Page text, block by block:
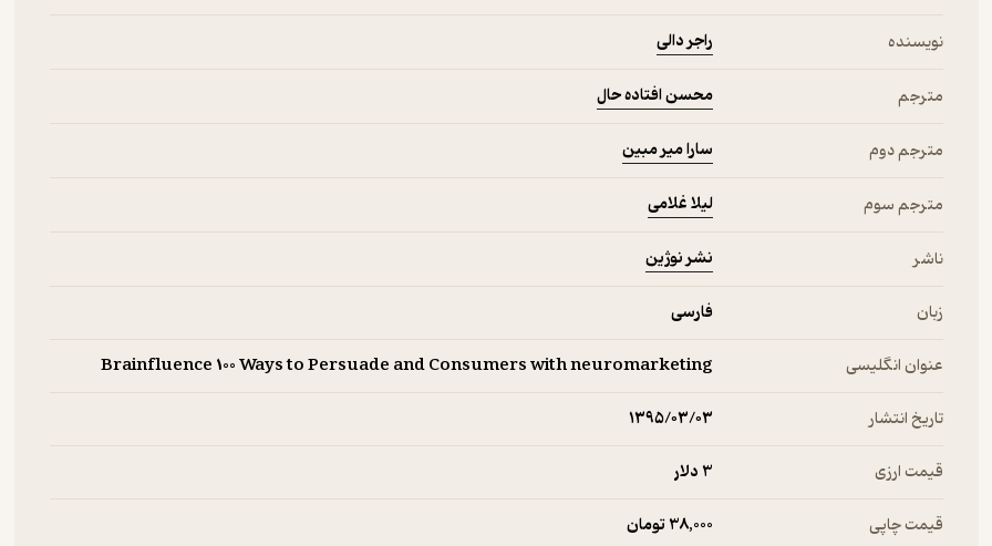
نویسنده راجر دالی
مترجم محسن افتاده حال
مترجم دوم سارا میر مبین
مترجم سوم لیلا غلامی
ناشر نشر نوژین
زبان فارسی
عنوان انگلیسی Brainfluence 100 Ways to Persuade and Consumers with neuromarketing
تاریخ انتشار ۱۳۹۵/۰۳/۰۳
قیمت ارزی 3 دلار
قیمت چاپی 38,000 تومان